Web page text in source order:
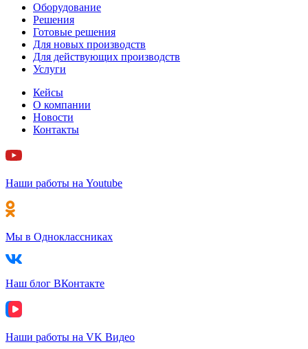
Оборудование
Решения
Готовые решения
Для новых производств
Для действующих производств
Услуги
Кейсы
О компании
Новости
Контакты
Наши работы на Youtube
Мы в Одноклассниках
Наш блог ВКонтакте
Наши работы на VK Видео